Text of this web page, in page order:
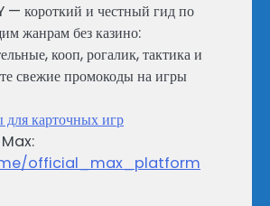
— короткий и честный гид по
жанрам без казино:
кооп, рогалик, тактика и
свежие промокоды на игры
карточных игр
Max:
official_max_platform